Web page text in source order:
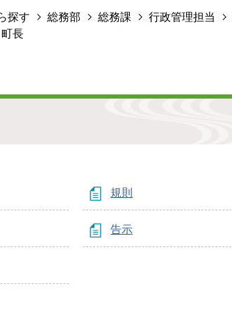
探す 総務部 総務課 行政管理担当
町長
規則
告示